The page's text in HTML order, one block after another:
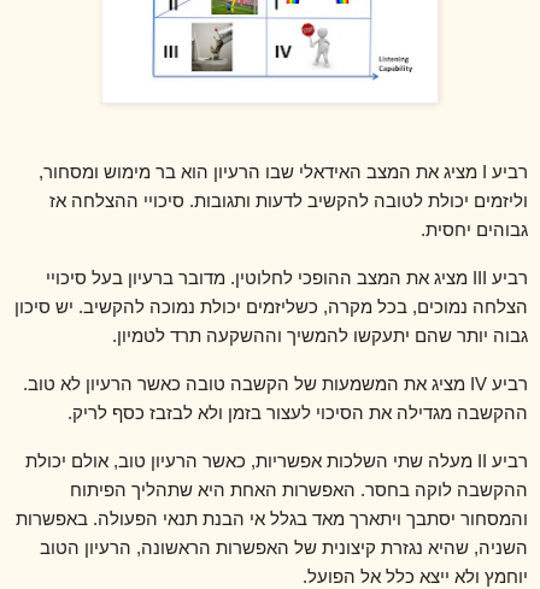
רביע
מציג את המצב האידאלי שבו הרעיון הוא בר מימוש ומסחור,
וליזמים יכולת לטובה להקשיב לדעות ותגובות. סיכויי ההצלחה אז
גבוהים יחסית.
רביע
מציג את המצב ההופכי לחלוטין. מדובר ברעיון בעל סיכויי
הצלחה נמוכים, בכל מקרה, כשליזמים יכולת נמוכה להקשיב. יש סיכון
גבוה יותר שהם יתעקשו להמשיך וההשקעה תרד לטמיון.
רביע IV מציג את המשמעות של הקשבה טובה כאשר הרעיון לא טוב.
ההקשבה מגדילה את הסיכוי לעצור בזמן ולא לבזבז כסף לריק.
רביע
מעלה שתי השלכות אפשריות, כאשר הרעיון טוב, אולם יכולת
ההקשבה לוקה בחסר. האפשרות האחת היא שתהליך הפיתוח
והמסחור יסתבך ויתארך מאד בגלל אי הבנת תנאי הפעולה. באפשרות
השניה, שהיא נגזרת קיצונית של האפשרות הראשונה, הרעיון הטוב
יוחמץ ולא ייצא כלל אל הפועל.